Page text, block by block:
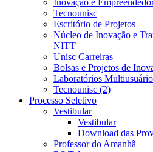
Inovação e
Tecnounisc
Escritório de Projetos
Núcleo de Inovação e
NITT
Unisc Carreiras
Bolsas e Projetos de
Laboratórios Multiusuário
Tecnounisc (2)
Processo Seletivo
Vestibular
Vestibular
Download das
Professor do Amanhã